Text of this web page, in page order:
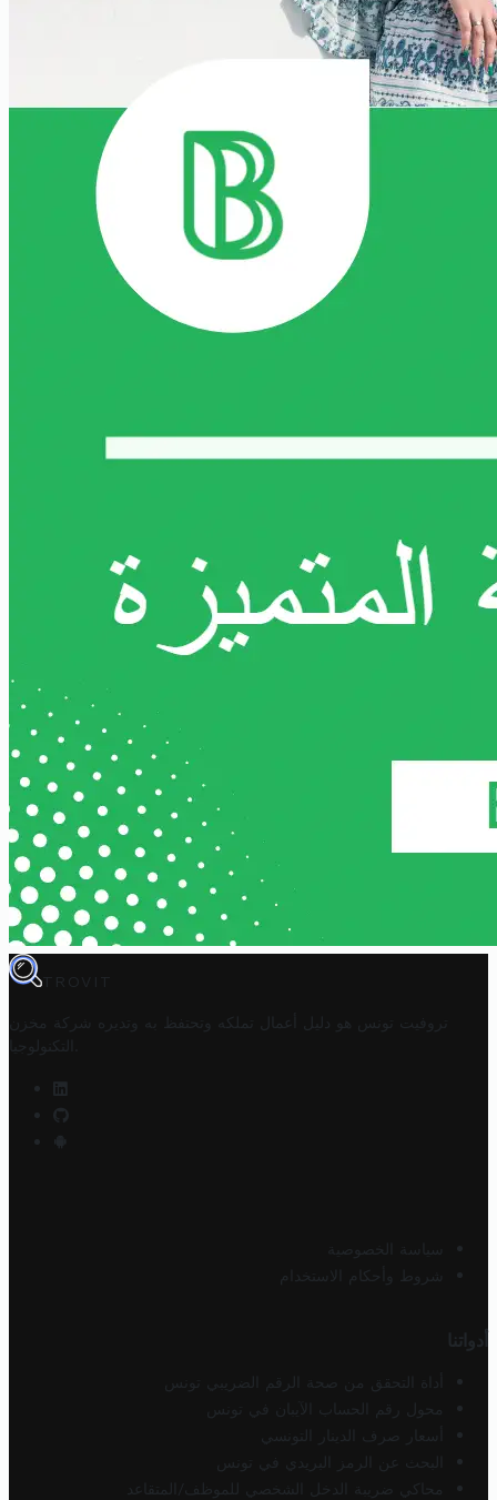
TROVIT
تروفيت تونس هو دليل أعمال تملكه وتحتفظ به وتديره
شركة مخزن
التكنولوجيا
سياسة الخصوصية
شروط وأحكام الاستخدام
أدواتنا
أداة التحقق من صحة الرقم الضريبي تونس
محول رقم الحساب الآيبان في تونس
أسعار صرف الدينار التونسي
البحث عن الرمز البريدي في تونس
محاكي ضريبة الدخل الشخصي للموظف/المتقاعد